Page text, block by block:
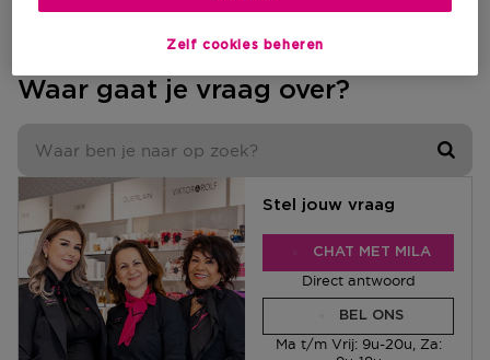
Heeft dit antwoord je geholpen?
Waar gaat je vraag over?
Stel jouw vraag
CHAT MET MILA
Direct antwoord
BEL ONS
Ma t/m Vrij: 9u-20u, Za:
Zelf cookies beheren